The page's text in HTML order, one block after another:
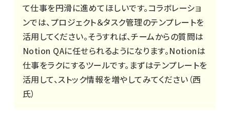
て仕事を円滑に進めてほしいです。コラボレーショ
ンでは、プロジェクト＆タスク管理のテンプレートを
活用してください。そうすれば、チームからの質問は
Notion QAに任せられるようになります。Notionは
仕事をラクにするツールです。まずはテンプレートを
活用して、ストック情報を増やしてみてください（西
氏）